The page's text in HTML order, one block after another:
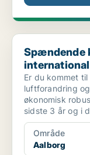
Spændende
Spændende
Er du kommet
luftforandring
økonomisk
sidste 3 år og i
Område
Aalborg